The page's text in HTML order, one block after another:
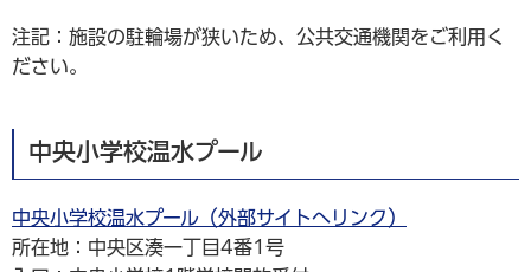
注記：施設の駐輪場が狭いため、公共交通機関をご利用く
ださい。
中央小学校温水プール
中央小学校温水プール（外部サイトへリンク）
所在地：中央区湊一丁目4番1号